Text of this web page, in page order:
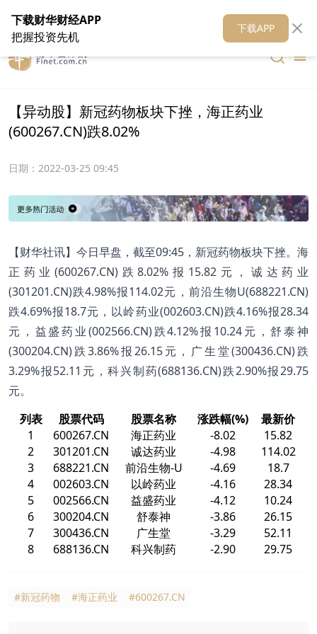
在线客服 关于我们 财华媒体矩阵 财华智库
【异动股】新冠药物板块下挫，海正药业
(600267.CN)跌8.02%
日期： 2022-03-25 09:45
【财华社讯】今日早盘，截至09:45，新冠药物板块下挫。海
正药业(600267.CN)跌8.02%报15.82元，诚达药业
(301201.CN)跌4.98%报114.02元，前沿生物U(688221.CN)
跌4.69%报18.7元，以岭药业(002603.CN)跌4.16%报28.34
元，益盛药业(002566.CN)跌4.12%报10.24元，舒泰神
(300204.CN)跌3.86%报26.15元，广生堂(300436.CN)跌
3.29%报52.11元，科兴制药(688136.CN)跌2.90%报29.75
元。
列表
股票代码 股票名称 涨跌幅(%)
最新价
1
600267.CN 海正药业 -8.02
15.82
2
301201.CN 诚达药业 -4.98
114.02
3
688221.CN 前沿生物-U -4.69
18.7
4
002603.CN 以岭药业 -4.16
28.34
5
002566.CN 益盛药业 -4.12
10.24
6
300204.CN 舒泰神 -3.86
26.15
7
300436.CN 广生堂 -3.29
52.11
8
688136.CN 科兴制药 -2.90 29.75
#新冠药物 #海正药业 #600267.CN
下载财华财经APP
把握投资先机
下载APP